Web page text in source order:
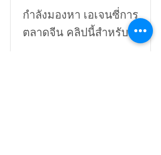
กำลังมองหา เอเจนซี่การ
ตลาดจีน คลิปนี้สำหรับคุณ!